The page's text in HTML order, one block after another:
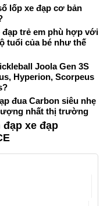
lốp xe đạp cơ bản
đạp trẻ em phù hợp với
tuổi của bé như thế
Joola Gen 3S
Hyperion, Scorpeus
đua Carbon siêu nhẹ
nhất thị trường
đạp xe đạp